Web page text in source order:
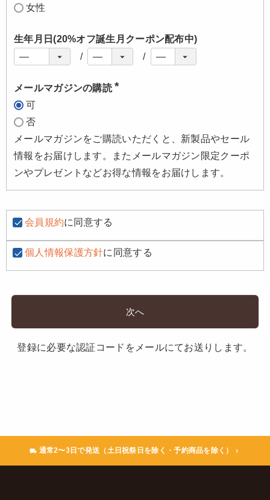
女性
生年月日(20%オフ誕生月クーポン配布中)
メールマガジンの購読
可
否
メールマガジンをご購読いただくと、新製品やセール
情報をお届けします。またメールマガジン限定クーポ
ンやプレゼントなどお得な情報をお届けします。
会員規約に同意する
個人情報保護方針に同意する
次へ
登録に必要な認証コードをメールにてお送りします。
通常2〜3日で発送（土日祝祭日を除く・予約商品を除く）